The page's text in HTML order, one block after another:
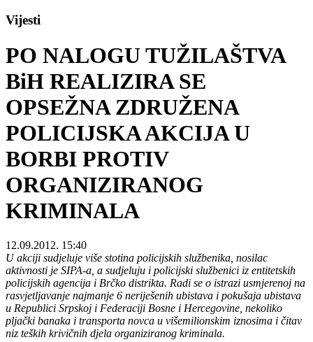
Vijesti
PO NALOGU TUŽILAŠTVA
BiH REALIZIRA SE
OPSEŽNA ZDRUŽENA
POLICIJSKA AKCIJA U
BORBI PROTIV
ORGANIZIRANOG
KRIMINALA
12.09.2012. 15:40
U akciji sudjeluje više stotina policijskih službenika, nosilac
aktivnosti je SIPA-a, a sudjeluju i policijski službenici iz entitetskih
policijskih agencija i Brčko distrikta. Radi se o istrazi usmjerenoj na
rasvjetljavanje najmanje 6 neriješenih ubistava i pokušaja ubistava
u Republici Srpskoj i Federaciji Bosne i Hercegovine, nekoliko
pljački banaka i transporta novca u višemilionskim iznosima i čitav
niz teških krivičnih djela organiziranog kriminala.